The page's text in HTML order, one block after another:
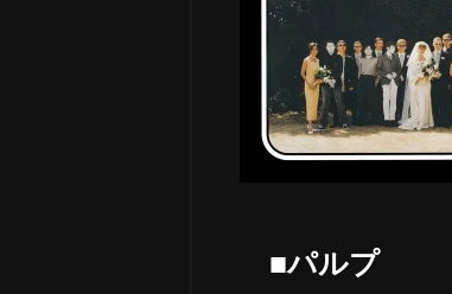
■パルプ